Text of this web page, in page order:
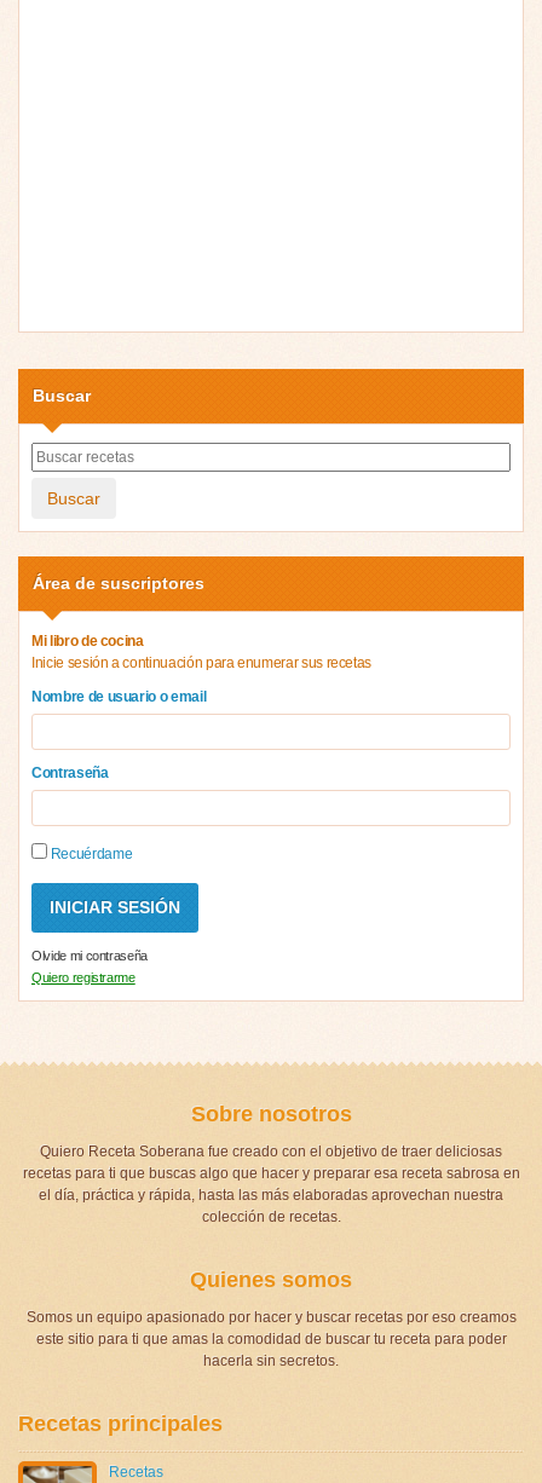
Buscar
Buscar
Área de suscriptores
Mi libro de cocina
Inicie sesión a continuación para enumerar sus recetas
Nombre de usuario o email
Contraseña
Recuérdame
Olvide mi contraseña
Quiero registrarme
Sobre nosotros
Quiero Receta Soberana fue creado con el objetivo de traer deliciosas
recetas para ti que buscas algo que hacer y preparar esa receta sabrosa en
el día, práctica y rápida, hasta las más elaboradas aprovechan nuestra
colección de recetas.
Quienes somos
Somos un equipo apasionado por hacer y buscar recetas por eso creamos
este sitio para ti que amas la comodidad de buscar tu receta para poder
hacerla sin secretos.
Recetas principales
Recetas